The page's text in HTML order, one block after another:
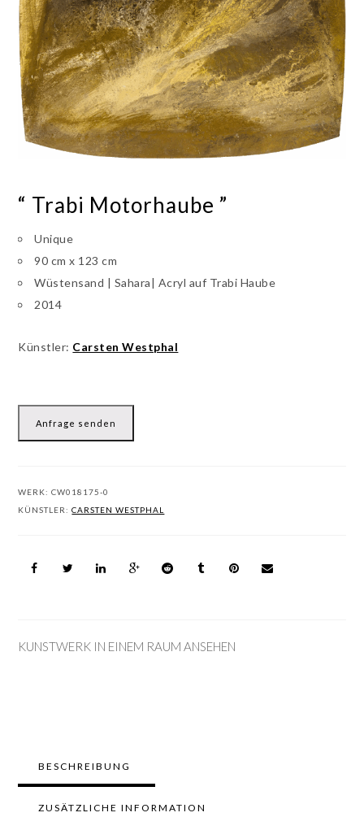
“ Trabi Motorhaube ”
Unique
90 cm x 123 cm
Wüstensand | Sahara| Acryl auf Trabi Haube
2014
Künstler: Carsten Westphal
Anfrage senden
WERK:CW018175-0
KÜNSTLER:CARSTEN WESTPHAL
KUNSTWERK IN EINEM RAUM ANSEHEN
BESCHREIBUNG
ZUSÄTZLICHE INFORMATION